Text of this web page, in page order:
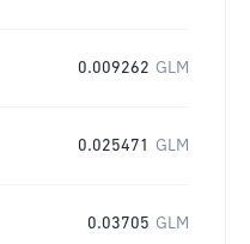
0.009262 GLM
0.025471 GLM
0.03705 GLM